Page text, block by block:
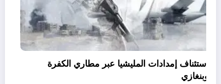
استئناف إمدادات المليشيا عبر مطاري الكفرة